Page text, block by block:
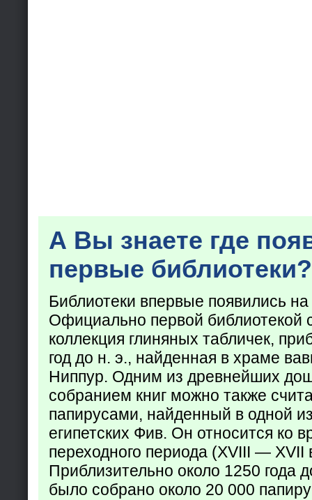
А Вы знаете где
первые библиотеки?
Библиотеки впервые появились
Официально первой библиотекой
коллекция глиняных табличек,
год до н. э., найденная в храме
Ниппур. Одним из древнейших
собранием книг можно также
папирусами, найденный в одной
египетских Фив. Он относится ко
переходного периода (XVIII — XVII
Приблизительно около 1250 года
было собрано около 20 000